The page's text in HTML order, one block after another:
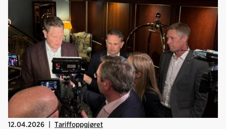
12.04.2026 | Tariffoppgjøret